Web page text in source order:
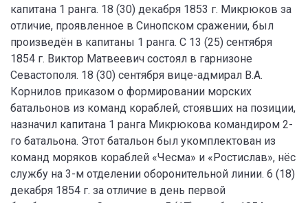
капитана 1 ранга. 18 (30) декабря 1853 г. Микрюков за
отличие, проявленное в Синопском сражении, был
произведён в капитаны 1 ранга. С 13 (25) сентября
1854 г. Виктор Матвеевич состоял в гарнизоне
Севастополя. 18 (30) сентября вице-адмирал В.А.
Корнилов приказом о формировании морских
батальонов из команд кораблей, стоявших на позиции,
назначил капитана 1 ранга Микрюкова командиром 2-
го батальона. Этот батальон был укомплектован из
команд моряков кораблей «Чесма» и «Ростислав», нёс
службу на 3-м отделении оборонительной линии. 6 (18)
декабря 1854 г. за отличие в день первой